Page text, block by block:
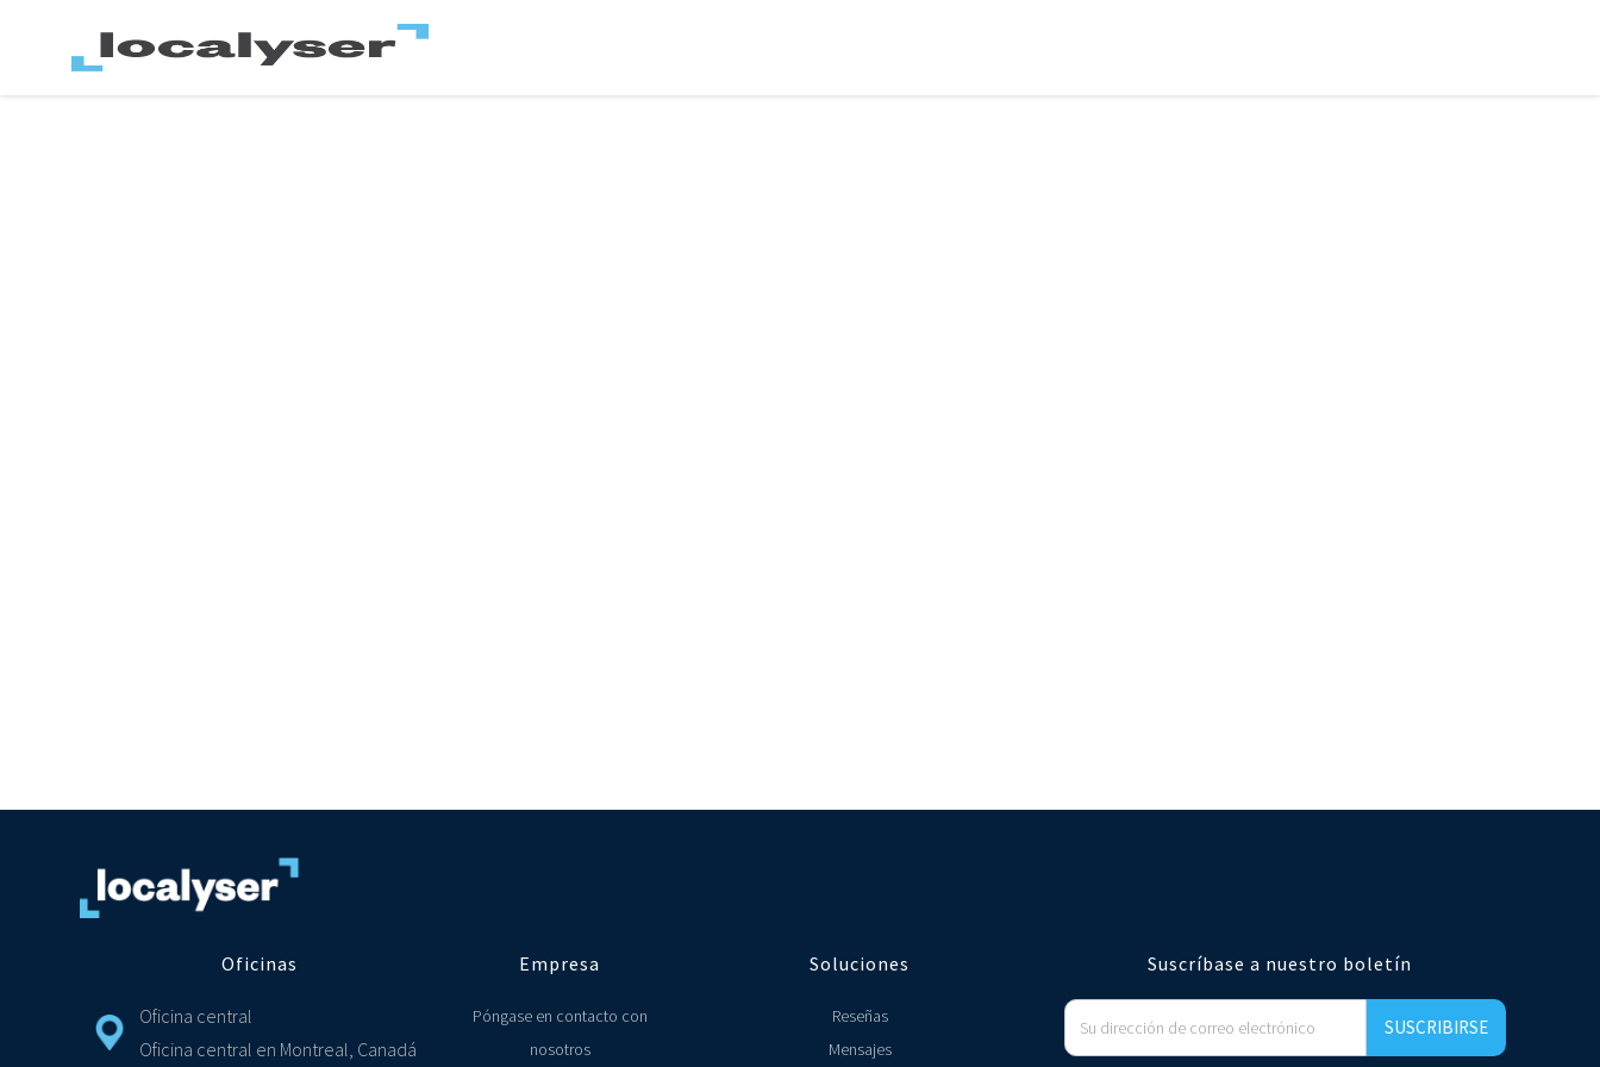
Oficinas
Oficina central
Oficina central en Montreal, Canadá
Empresa
Póngase en contacto con
nosotros
Soluciones
Reseñas
Mensajes
Suscríbase a nuestro boletín